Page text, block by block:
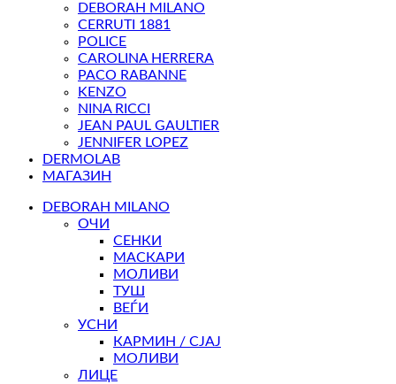
DEBORAH MILANO
CERRUTI 1881
POLICE
CAROLINA HERRERA
PACO RABANNE
KENZO
NINA RICCI
JEAN PAUL GAULTIER
JENNIFER LOPEZ
DERMOLAB
МАГАЗИН
DEBORAH MILANO
ОЧИ
СЕНКИ
МАСКАРИ
МОЛИВИ
ТУШ
ВЕЃИ
УСНИ
КАРМИН / СЈАЈ
МОЛИВИ
ЛИЦЕ